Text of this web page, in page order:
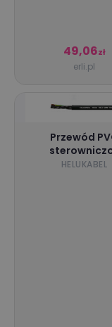
49,06zł
erli.pl
Przewód
zasilający JZ-
HELUKABEL